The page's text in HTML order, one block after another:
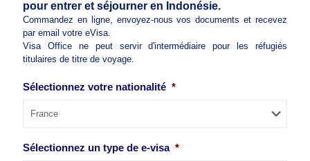
pour entrer et séjourner en Indonésie.
Commandez en ligne, envoyez-nous vos documents et recevez
par email votre eVisa.
Visa Office ne peut servir d'intermédiaire pour les réfugiés
titulaires de titre de voyage.
Sélectionnez votre nationalité *
Sélectionnez un type de e-visa *